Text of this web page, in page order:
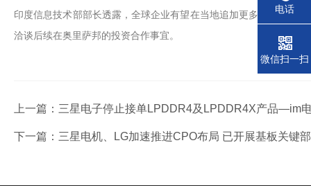
印度信息技术部部长透露，全球企业有望在当地追加更多投资。据
洽谈后续在奥里萨邦的投资合作事宜。
上一篇： 三星电子停止接单LPDDR4及LPDDR4X产品—im
下一篇： 三星电机、LG加速推进CPO布局 已开展基板关键
电话
微信扫一扫